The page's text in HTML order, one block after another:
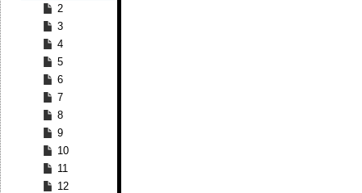
2
3
4
5
6
7
8
9
10
11
12